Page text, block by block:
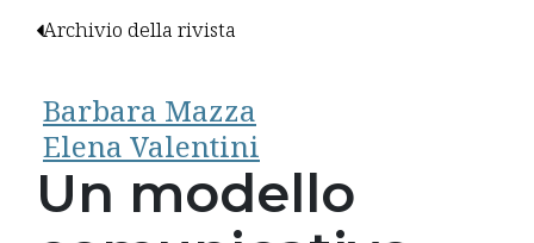
Archivio della rivista
Barbara Mazza
Elena Valentini
Un modello